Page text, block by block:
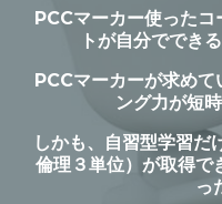
PCCマーカー使った
トが自分ででき
PCCマーカーが求め
ング力が短
しかも、自習型学習だ
倫理３単位）が取得で
っ